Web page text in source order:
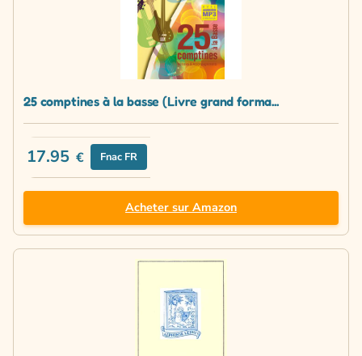
25 comptines à la basse (Livre grand forma...
17.95 € Fnac FR
Acheter sur Amazon